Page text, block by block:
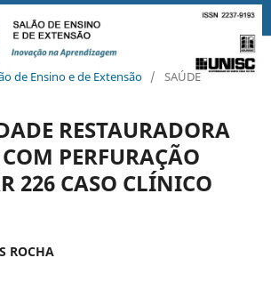
de Ensino e de Extensão / SAÚDE
RESTAURADORA
PERFURAÇÃO
226 CASO CLÍNICO
ROCHA